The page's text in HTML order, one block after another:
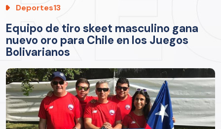
Deportes13
Equipo de tiro skeet masculino gana
nuevo oro para Chile en los Juegos
Bolivarianos